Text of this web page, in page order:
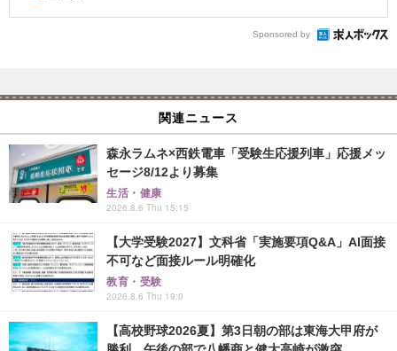
Sponsored by
関連ニュース
森永ラムネ×西鉄電車「受験生応援列車」応援メッ
セージ8/12より募集
生活・健康
2026.8.6 Thu 15:15
【大学受験2027】文科省「実施要項Q&A」AI面接
不可など面接ルール明確化
教育・受験
2026.8.6 Thu 19:0
【高校野球2026夏】第3日朝の部は東海大甲府が